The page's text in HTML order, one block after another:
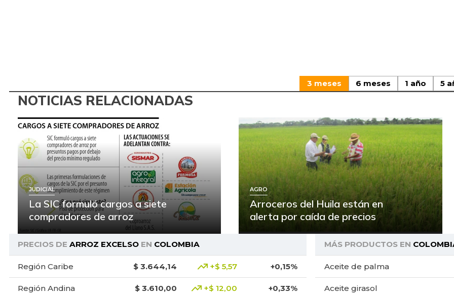
3 meses 6 meses 1 año 5
NOTICIAS RELACIONADAS
JUDICIAL
La SIC formuló cargos a siete
compradores de arroz
AGRO
Arroceros del Huila están en
alerta por caída de precios
PRECIOS DE ARROZ EXCELSOEN COLOMBIA
Región Caribe $ 3.644,14 +$ 5,57 +0,15%
Región Andina $ 3.610,00 +$ 12,00 +0,33%
MÁS PRODUCTOS EN
Aceite de palma
Aceite girasol